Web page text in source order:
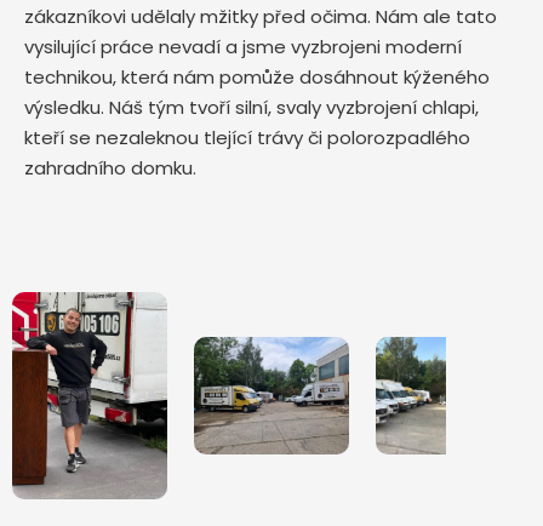
zákazníkovi udělaly mžitky před očima. Nám ale tato
vysilující práce nevadí a jsme vyzbrojeni moderní
technikou, která nám pomůže dosáhnout kýženého
výsledku. Náš tým tvoří silní, svaly vyzbrojení chlapi,
kteří se nezaleknou tlející trávy či polorozpadlého
zahradního domku.